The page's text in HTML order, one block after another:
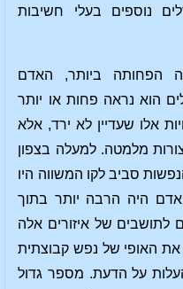
נוספים בעלי חשיבות
הפחותה ביותר, האדם
הוא נראה פחות או יותר
אלו שעדיין לא ירד, אלא
מלמטה. למעלה בצפון
סביב לקו המשווה היו
אדם היה הרבה יותר בתוך
לתושבים של איזורים אלה
את האופי של נפש קבוצתית
על הדעת. מספר גדול